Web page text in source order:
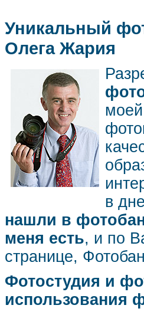
Уникальный
Олега Жария
в
нашли в
меня есть, и по
странице,
Фотостудия и
использования